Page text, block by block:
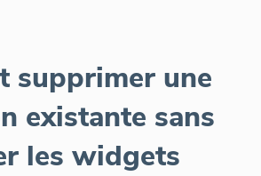
supprimer une
existante sans
les widgets